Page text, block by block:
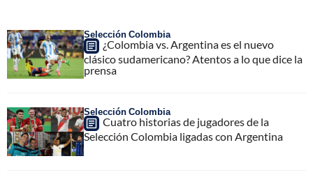
Selección Colombia
¿Colombia vs. Argentina es el nuevo
clásico sudamericano? Atentos a lo que dice la
prensa
Selección Colombia
Cuatro historias de jugadores de la
Selección Colombia ligadas con Argentina